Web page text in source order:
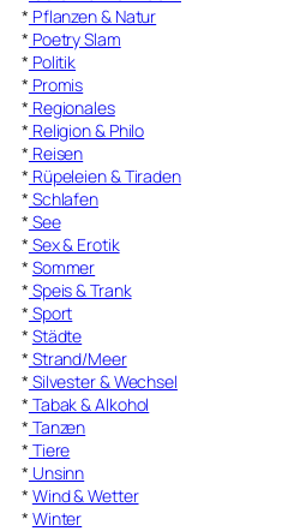
* Pflanzen & Natur
* Poetry Slam
* Politik
* Promis
* Regionales
* Religion & Philo
* Reisen
* Rüpeleien & Tiraden
* Schlafen
* See
* Sex & Erotik
* Sommer
* Speis & Trank
* Sport
* Städte
* Strand/Meer
* Silvester & Wechsel
* Tabak & Alkohol
* Tanzen
* Tiere
* Unsinn
* Wind & Wetter
* Winter